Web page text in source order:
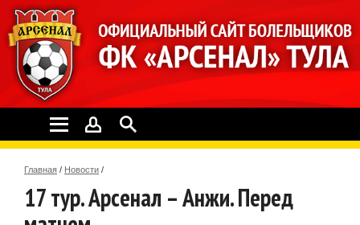
Главная / Новости /
17 тур. Арсенал – Анжи. Перед